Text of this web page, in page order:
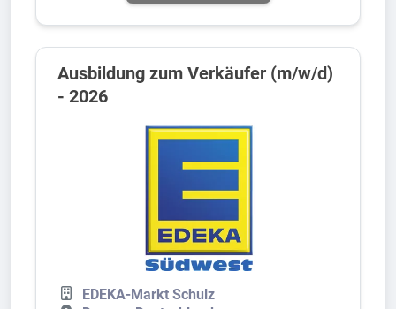
Ausbildung zum Verkäufer (m/w/d)
- 2026
EDEKA-Markt Schulz